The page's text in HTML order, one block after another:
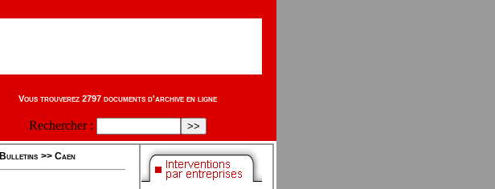
Vous trouverez 2797 documents d'archive en ligne
Rechercher :
Bulletins >> Caen